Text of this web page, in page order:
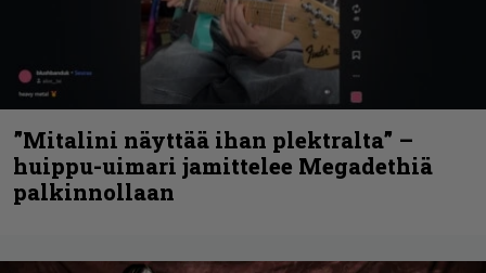
”Mitalini näyttää ihan plektralta” –
huippu-uimari jamittelee Megadethiä
palkinnollaan